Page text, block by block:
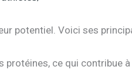
potentiel. Voici ses
ce qui contribue à